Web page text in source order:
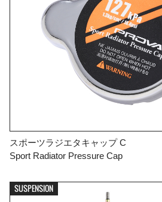
スポーツラジエタキャップ C
Sport Radiator Pressure Cap
SUSPENSION